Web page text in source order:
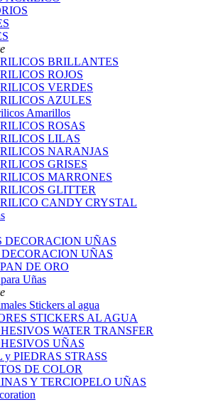
BRILLANTES
ROJOS
VERDES
AZULES
Amarillos
ROSAS
LILAS
NARANJAS
GRISES
MARRONES
GLITTER
CANDY CRYSTAL
DECORACION UÑAS
UÑAS
DE ORO
Uñas
Stickers al agua
STICKERS AL AGUA
WATER TRANSFER
UÑAS
y PIEDRAS STRASS
DE COLOR
Y TERCIOPELO UÑAS